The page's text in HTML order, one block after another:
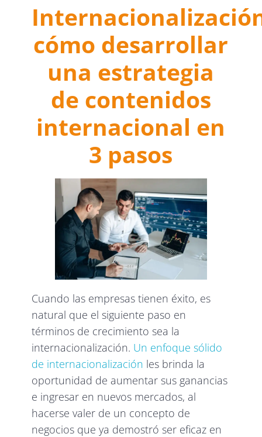
cómo desarrollar
una estrategia
de contenidos
internacional en
3 pasos
Cuando las empresas tienen éxito, es
natural que el siguiente paso en
términos de crecimiento sea la
internacionalización. Un enfoque sólido
de internacionalización les brinda la
oportunidad de aumentar sus ganancias
e ingresar en nuevos mercados, al
hacerse valer de un concepto de
negocios que ya demostró ser eficaz en